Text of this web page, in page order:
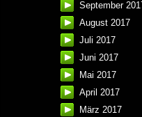
September
August 2017
Juli 2017
Juni 2017
Mai 2017
April 2017
März 2017